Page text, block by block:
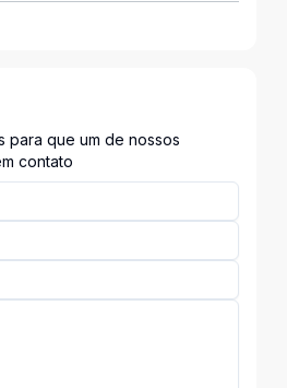
para que um de nossos
contato